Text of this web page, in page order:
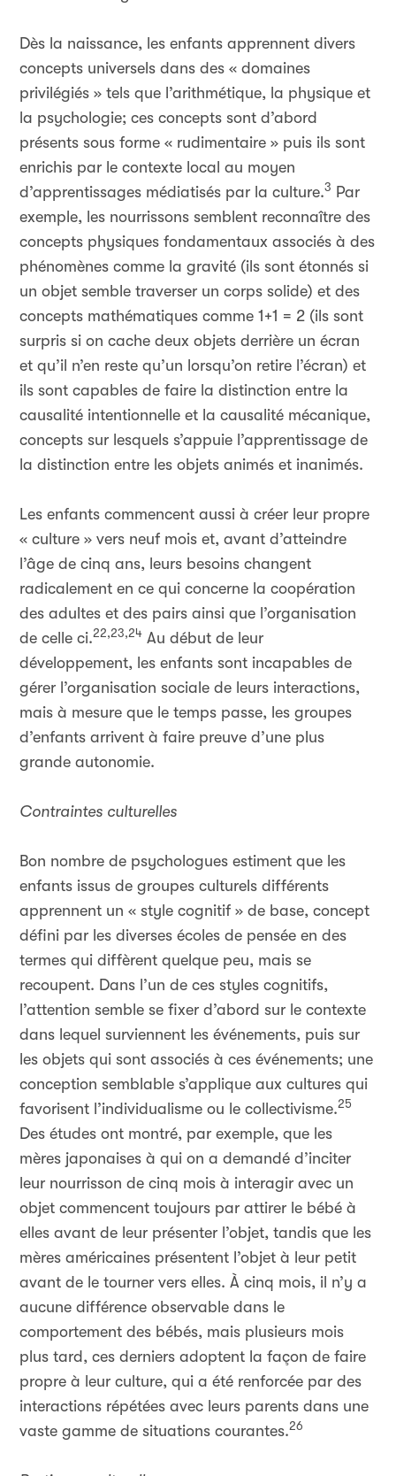
Dès la naissance, les enfants apprennent divers
concepts universels dans des « domaines
privilégiés » tels que l’arithmétique, la physique et
la psychologie; ces concepts sont d’abord
présents sous forme « rudimentaire » puis ils sont
enrichis par le contexte local au moyen
d’apprentissages médiatisés par la culture.3 Par
exemple, les nourrissons semblent reconnaître des
concepts physiques fondamentaux associés à des
phénomènes comme la gravité (ils sont étonnés si
un objet semble traverser un corps solide) et des
concepts mathématiques comme 1+1 = 2 (ils sont
surpris si on cache deux objets derrière un écran
et qu’il n’en reste qu’un lorsqu’on retire l’écran) et
ils sont capables de faire la distinction entre la
causalité intentionnelle et la causalité mécanique,
concepts sur lesquels s’appuie l’apprentissage de
la distinction entre les objets animés et inanimés.
Les enfants commencent aussi à créer leur propre
« culture » vers neuf mois et, avant d’atteindre
l’âge de cinq ans, leurs besoins changent
radicalement en ce qui concerne la coopération
des adultes et des pairs ainsi que l’organisation
de celle ci.22,23,24 Au début de leur
développement, les enfants sont incapables de
gérer l’organisation sociale de leurs interactions,
mais à mesure que le temps passe, les groupes
d’enfants arrivent à faire preuve d’une plus
grande autonomie.
Contraintes culturelles
Bon nombre de psychologues estiment que les
enfants issus de groupes culturels différents
apprennent un « style cognitif » de base, concept
défini par les diverses écoles de pensée en des
termes qui diffèrent quelque peu, mais se
recoupent. Dans l’un de ces styles cognitifs,
l’attention semble se fixer d’abord sur le contexte
dans lequel surviennent les événements, puis sur
les objets qui sont associés à ces événements; une
conception semblable s’applique aux cultures qui
favorisent l’individualisme ou le collectivisme.25
Des études ont montré, par exemple, que les
mères japonaises à qui on a demandé d’inciter
leur nourrisson de cinq mois à interagir avec un
objet commencent toujours par attirer le bébé à
elles avant de leur présenter l’objet, tandis que les
mères américaines présentent l’objet à leur petit
avant de le tourner vers elles. À cinq mois, il n’y a
aucune différence observable dans le
comportement des bébés, mais plusieurs mois
plus tard, ces derniers adoptent la façon de faire
propre à leur culture, qui a été renforcée par des
interactions répétées avec leurs parents dans une
vaste gamme de situations courantes.26